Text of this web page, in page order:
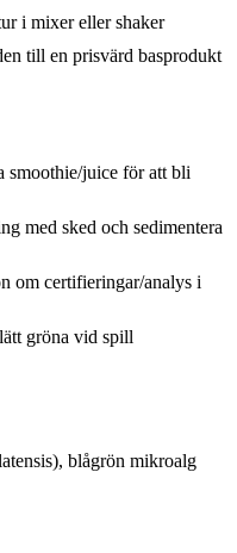
i mixer eller shaker
till en prisvärd basprodukt
smoothie/juice för att bli
med sked och sedimentera
om certifieringar/analys i
gröna vid spill
blågrön mikroalg